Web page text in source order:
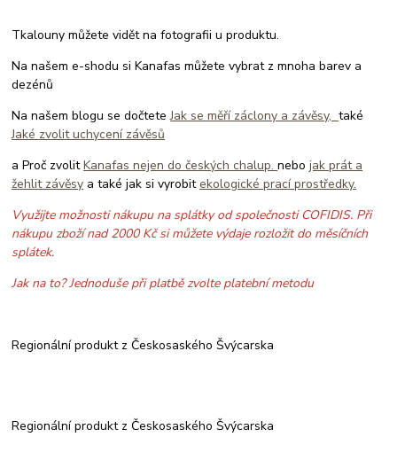
Tkalouny můžete vidět na fotografii u produktu.
Na našem e-shodu si Kanafas můžete vybrat z mnoha barev a
dezénů
Na našem blogu se dočteteJak se měří záclony a závěsy,také
Jaké zvolit uchycení závěsů
a Proč zvolitKanafas nejen do českých chalup.nebojak prát a
žehlit závěsy a také jak si vyrobitekologické prací prostředky.
Využijte možnosti nákupu na splátky od společnosti COFIDIS. Při
nákupu zboží nad 2000 Kč si můžete výdaje rozložit do měsíčních
splátek.
Jak na to? Jednoduše při platbě zvolte platební metodu
Regionální produkt z Českosaského Švýcarska
Regionální produkt z Českosaského Švýcarska